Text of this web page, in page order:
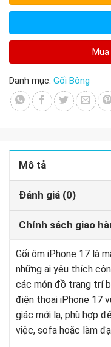
Danh mục: Gối Bông
Mô tả
Đánh giá (0)
Chính sách giao
Gối ôm iPhone 17 là
những ai yêu thích
các món đồ trang trí
điện thoại iPhone 17
giác mới lạ, phù hợp
việc, sofa hoặc làm